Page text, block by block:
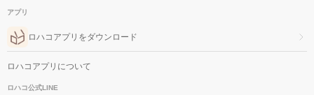
アプリ
ロハコアプリをダウンロード
ロハコアプリについて
ロハコ公式LINE